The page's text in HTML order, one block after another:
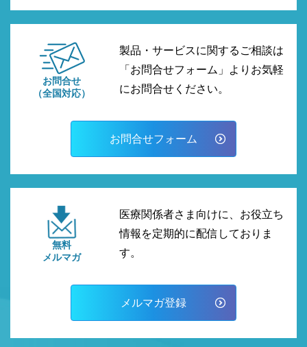
お問合せ
（全国対応）
製品・サービスに関するご相談は
「お問合せフォーム」よりお気軽
にお問合せください。
お問合せフォーム
無料
メルマガ
医療関係者さま向けに、お役立ち
情報を定期的に配信しておりま
す。
メルマガ登録